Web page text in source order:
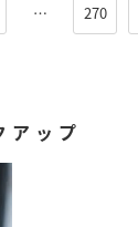
… 270
アップ